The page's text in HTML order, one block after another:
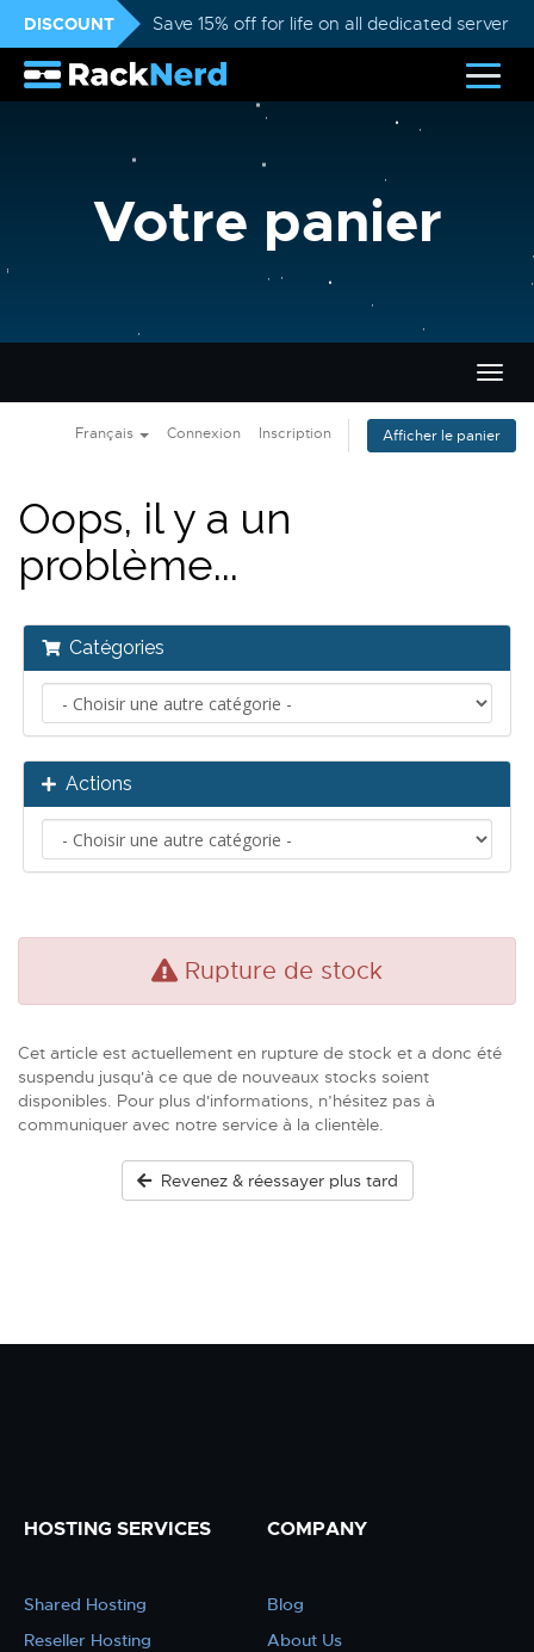
DISCOUNT Save 15% off for life on all dedicated servers
Votre panier
la
Français Connexion Inscription Afficher le panier
Oops, il y a un
problème...
Catégories
Actions
Rupture de stock
Cet article est actuellement en rupture de stock et a donc été
suspendu jusqu'à ce que de nouveaux stocks soient
disponibles. Pour plus d'informations, n’hésitez pas à
communiquer avec notre service à la clientèle.
Revenez & réessayer plus tard
HOSTING SERVICES
Shared Hosting
Reseller Hosting
COMPANY
Blog
About Us